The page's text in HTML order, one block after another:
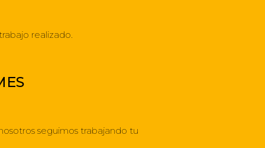
realizado.
seguimos trabajando tu